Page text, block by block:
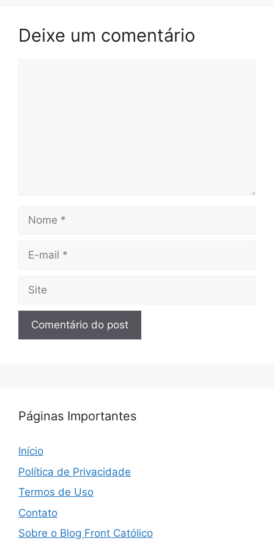
Deixe um comentário
Nome
Site
Páginas Importantes
Início
Política de Privacidade
Termos de Uso
Contato
Sobre o Blog Front Católico